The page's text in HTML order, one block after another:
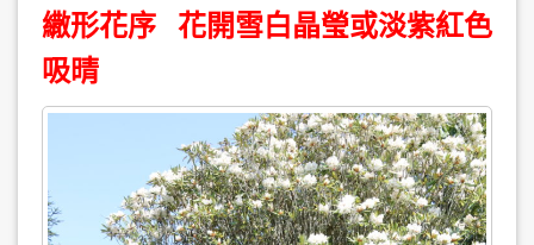
繖形花序 花開雪白晶瑩或淡紫紅色
吸晴